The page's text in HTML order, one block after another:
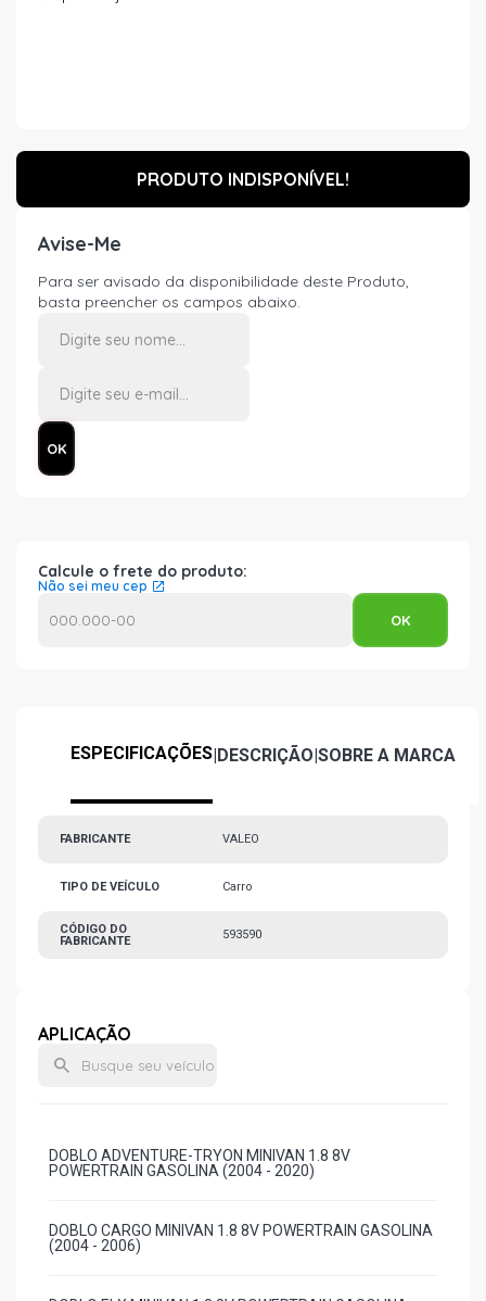
PRODUTO INDISPONÍVEL!
Avise-Me
Para ser avisado da disponibilidade deste Produto,
basta preencher os campos abaixo.
Calcule o frete do produto:
Não sei meu cep
ESPECIFICAÇÕES|DESCRIÇÃO|SOBRE A MARCA
FABRICANTE VALEO
TIPO DE VEÍCULO Carro
CÓDIGO DO
FABRICANTE
593590
APLICAÇÃO
DOBLO ADVENTURE-TRYON MINIVAN 1.8 8V
POWERTRAIN GASOLINA (2004 - 2020)
DOBLO CARGO MINIVAN 1.8 8V POWERTRAIN GASOLINA
(2004 - 2006)